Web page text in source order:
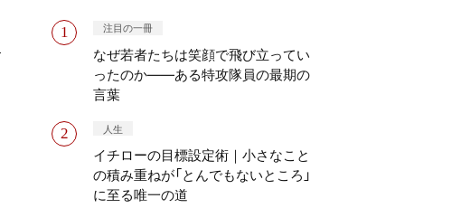
注目の一冊
なぜ若者たちは笑顔で飛び立ってい
ったのか——ある特攻隊員の最期の
言葉
人生
イチローの目標設定術｜小さなこと
の積み重ねが「とんでもないところ」
に至る唯一の道